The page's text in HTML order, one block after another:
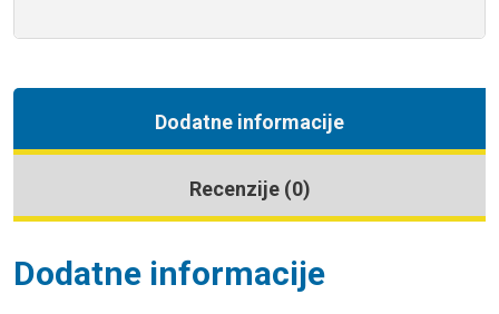
Dodatne informacije
Recenzije (0)
Dodatne informacije